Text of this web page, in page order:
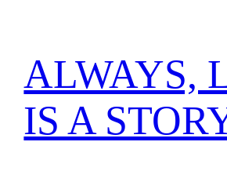
ALWAYS,
IS A